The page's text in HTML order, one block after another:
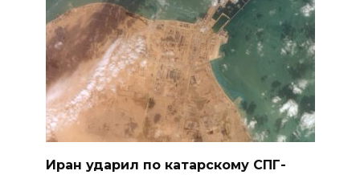
Иран ударил по катарскому СПГ-